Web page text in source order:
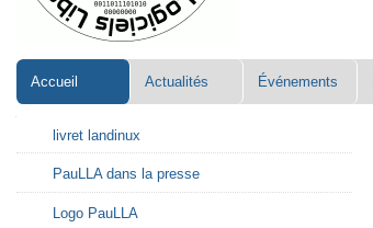
Accueil Actualités Événements
livret landinux
PauLLA dans la presse
Logo PauLLA